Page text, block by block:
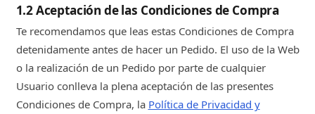
1.2 Aceptación de las Condiciones de Compra
Te recomendamos que leas estas Condiciones de Compra
detenidamente antes de hacer un Pedido. El uso de la Web
o la realización de un Pedido por parte de cualquier
Usuario conlleva la plena aceptación de las presentes
Condiciones de Compra, la Política de Privacidad y